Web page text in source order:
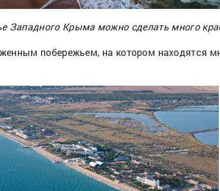
Западного Крыма можно сделать много
побережьем, на котором находятся